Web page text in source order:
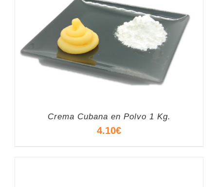
Crema Cubana en Polvo 1 Kg.
4.10€